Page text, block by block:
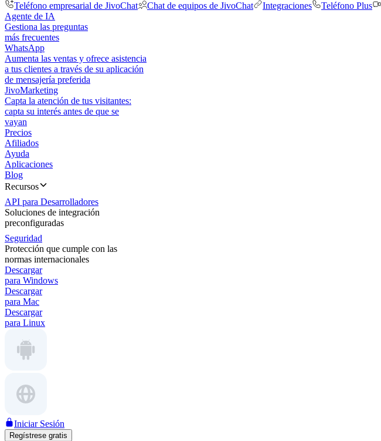
Teléfono empresarial de JivoChat
Chat de equipos de JivoChat Integraciones Teléfono Plus
Agente de IA
Gestiona las preguntas
más frecuentes
WhatsApp
Aumenta las ventas y ofrece asistencia
a tus clientes a través de su aplicación
de mensajería preferida
JivoMarketing
Capta la atención de tus visitantes:
capta su interés antes de que se
vayan
Precios
Afiliados
Ayuda
Aplicaciones
Blog
Recursos
API para Desarrolladores
Soluciones de integración
preconfiguradas
Seguridad
Protección que cumple con las
normas internacionales
Descargar
para Windows
Descargar
para Mac
Descargar
para Linux
Iniciar Sesión
Regístrese gratis